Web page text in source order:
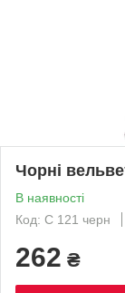
Чорні
В наявності
Код: С 121 черн
262 ₴